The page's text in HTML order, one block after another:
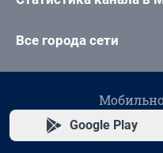
Все города сети
Google Play